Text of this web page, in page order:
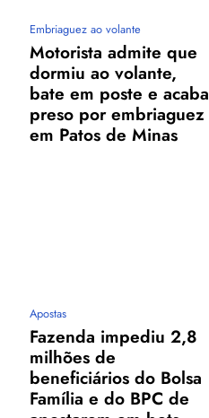
Embriaguez ao volante
Motorista admite que
dormiu ao volante,
bate em poste e acaba
preso por embriaguez
em Patos de Minas
Apostas
Fazenda impediu 2,8
milhões de
beneficiários do Bolsa
Família e do BPC de